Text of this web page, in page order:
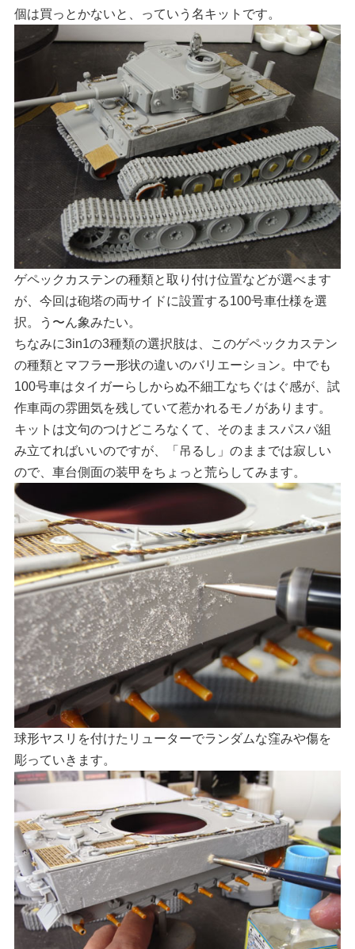
個は買っとかないと、っていう名キットです。
ゲペックカステンの種類と取り付け位置などが選べます
が、今回は砲塔の両サイドに設置する100号車仕様を選
択。う〜ん象みたい。
ちなみに3in1の3種類の選択肢は、このゲペックカステン
の種類とマフラー形状の違いのバリエーション。中でも
100号車はタイガーらしからぬ不細工なちぐはぐ感が、試
作車両の雰囲気を残していて惹かれるモノがあります。
キットは文句のつけどころなくて、そのままスパスパ組
み立てればいいのですが、「吊るし」のままでは寂しい
ので、車台側面の装甲をちょっと荒らしてみます。
球形ヤスリを付けたリューターでランダムな窪みや傷を
彫っていきます。